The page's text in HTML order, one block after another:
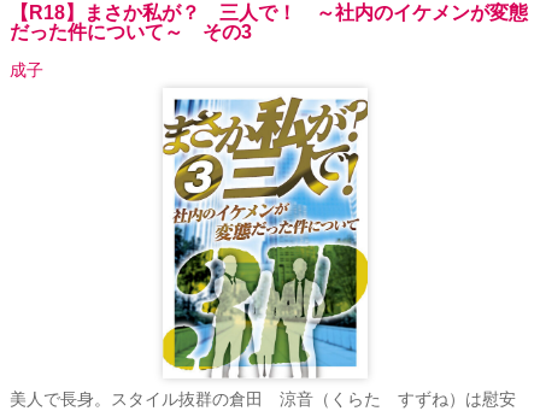
【R18】まさか私が？ 三人で！ ～社内のイケメンが変態
だった件について～ その3
成子
美人で長身。スタイル抜群の倉田 涼音（くらた すずね）は慰安